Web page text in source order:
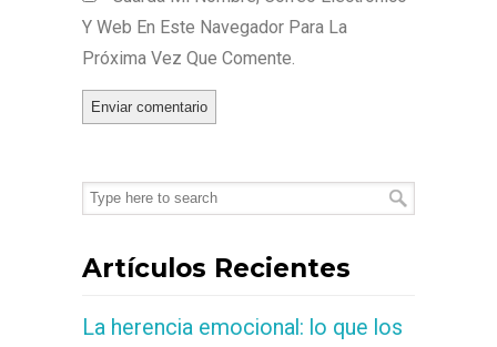
Y Web En Este Navegador Para La
Próxima Vez Que Comente.
Artículos Recientes
La herencia emocional: lo que los